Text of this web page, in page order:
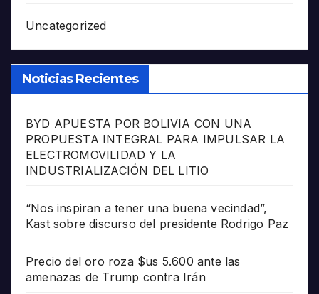
Uncategorized
Noticias Recientes
BYD APUESTA POR BOLIVIA CON UNA
PROPUESTA INTEGRAL PARA IMPULSAR LA
ELECTROMOVILIDAD Y LA
INDUSTRIALIZACIÓN DEL LITIO
“Nos inspiran a tener una buena vecindad”,
Kast sobre discurso del presidente Rodrigo Paz
Precio del oro roza $us 5.600 ante las
amenazas de Trump contra Irán